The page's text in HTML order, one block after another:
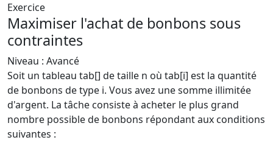
Exercice
Maximiser l'achat de bonbons sous
contraintes
Niveau : Avancé
Soit un tableau tab[] de taille n où tab[i] est la quantité
de bonbons de type i. Vous avez une somme illimitée
d'argent. La tâche consiste à acheter le plus grand
nombre possible de bonbons répondant aux conditions
suivantes :